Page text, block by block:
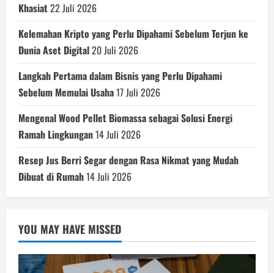
Khasiat22 Juli 2026
Kelemahan Kripto yang Perlu Dipahami Sebelum Terjun ke
Dunia Aset Digital20 Juli 2026
Langkah Pertama dalam Bisnis yang Perlu Dipahami
Sebelum Memulai Usaha17 Juli 2026
Mengenal Wood Pellet Biomassa sebagai Solusi Energi
Ramah Lingkungan14 Juli 2026
Resep Jus Berri Segar dengan Rasa Nikmat yang Mudah
Dibuat di Rumah14 Juli 2026
YOU MAY HAVE MISSED